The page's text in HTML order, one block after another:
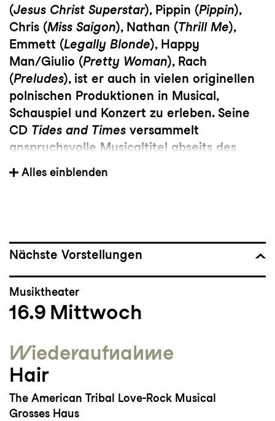
(Jesus Christ Superstar), Pippin (Pippin),
Chris (Miss Saigon), Nathan (Thrill Me),
Emmett (Legally Blonde), Happy
Man/Giulio (Pretty Woman), Rach
(Preludes), ist er auch in vielen originellen
polnischen Produktionen in Musical,
Schauspiel und Konzert zu erleben. Seine
CD Tides and Times versammelt
anspruchsvolle Musicaltitel abseits des
Mainstreams. Ausbildung: Musikakademie
in Gdańsk und Filmhochschule K.
Alles einblenden
Nächste Vorstellungen
Musiktheater
16.9 Mittwoch
Wieder­aufnahme
Hair
The American Tribal Love-Rock Musical
Grosses Haus